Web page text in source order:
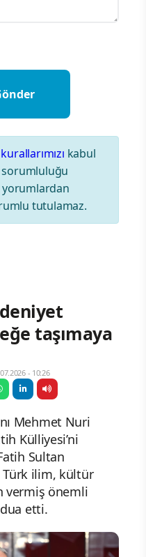
kabul
yorumlardan
tutulamaz.
taşımaya
- 10:26
Mehmet Nuri
Külliyesi’ni
Sultan
Türk ilim, kültür
vermiş önemli
etti.